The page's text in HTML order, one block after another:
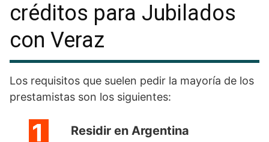
créditos para Jubilados
con Veraz
Los requisitos que suelen pedir la mayoría de los
prestamistas son los siguientes:
Residir en Argentina